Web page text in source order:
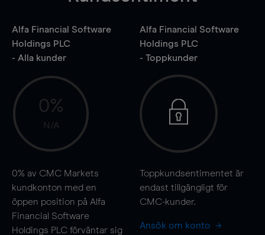
Alfa Financial Software
Holdings PLC
- Alla kunder
0%
N/A
0% av CMC Markets
kundkonton med en
öppen position på Alfa
Financial Software
Holdings PLC förväntar sig
Alfa Financial Software
Holdings PLC
- Toppkunder
Toppkundsentimentet är
endast tillgängligt för
CMC-kunder.
Ansök om konto